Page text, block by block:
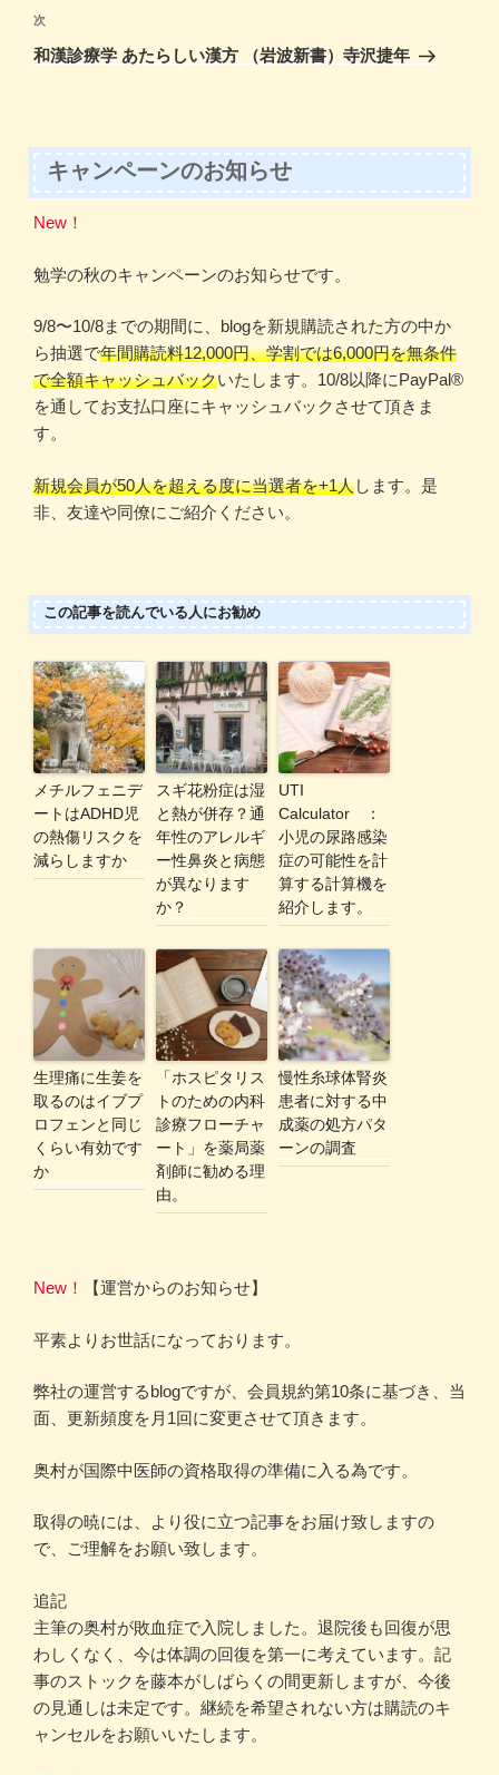
ビ
ゲ
ョ
ン
稿
次
の
次
和漢診療学 あたらしい漢方 （岩波新書）寺沢捷年
キャンペーンのお知らせ
New！
勉学の秋のキャンペーンのお知らせです。
9/8〜10/8までの期間に、blogを新規購読された方の中か
ら抽選で年間購読料12,000円、学割では6,000円を無条件
で全額キャッシュバックいたします。10/8以降にPayPal®️
を通してお支払口座にキャッシュバックさせて頂きま
す。
新規会員が50人を超える度に当選者を+1人します。是
非、友達や同僚にご紹介ください。
この記事を読んでいる人にお勧め
メチルフェニデ
ートはADHD児
の熱傷リスクを
減らしますか
スギ花粉症は湿
と熱が併存？通
年性のアレルギ
ー性鼻炎と病態
が異なります
か？
UTI
Calculator ：
小児の尿路感染
症の可能性を計
算する計算機を
紹介します。
生理痛に生姜を
取るのはイブプ
ロフェンと同じ
くらい有効です
か
「ホスピタリス
トのための内科
診療フローチャ
ート」を薬局薬
剤師に勧める理
由。
慢性糸球体腎炎
患者に対する中
成薬の処方パタ
ーンの調査
New！ 【運営からのお知らせ】
平素よりお世話になっております。
弊社の運営するblogですが、会員規約第10条に基づき、当
面、更新頻度を月1回に変更させて頂きます。
奥村が国際中医師の資格取得の準備に入る為です。
取得の暁には、より役に立つ記事をお届け致しますの
で、ご理解をお願い致します。
追記
主筆の奥村が敗血症で入院しました。退院後も回復が思
わしくなく、今は体調の回復を第一に考えています。記
事のストックを藤本がしばらくの間更新しますが、今後
の見通しは未定です。継続を希望されない方は購読のキ
ャンセルをお願いいたします。